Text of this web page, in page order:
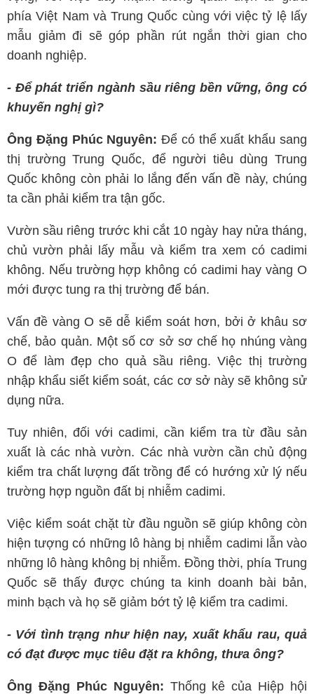
phía Việt Nam và Trung Quốc cùng với việc tỷ lệ lấy
mẫu giảm đi sẽ góp phần rút ngắn thời gian cho
doanh nghiệp.
- Để phát triển ngành sầu riêng bền vững, ông có
khuyến nghị gì?
Ông Đặng Phúc Nguyên: Để có thể xuất khẩu sang
thị trường Trung Quốc, để người tiêu dùng Trung
Quốc không còn phải lo lắng đến vấn đề này, chúng
ta cần phải kiểm tra tận gốc.
Vườn sầu riêng trước khi cắt 10 ngày hay nửa tháng,
chủ vườn phải lấy mẫu và kiểm tra xem có cadimi
không. Nếu trường hợp không có cadimi hay vàng O
mới được tung ra thị trường để bán.
Vấn đề vàng O sẽ dễ kiểm soát hơn, bởi ở khâu sơ
chế, bảo quản. Một số cơ sở sơ chế họ nhúng vàng
O để làm đẹp cho quả sầu riêng. Việc thị trường
nhập khẩu siết kiểm soát, các cơ sở này sẽ không sử
dụng nữa.
Tuy nhiên, đối với cadimi, cần kiểm tra từ đầu sản
xuất là các nhà vườn. Các nhà vườn cần chủ động
kiểm tra chất lượng đất trồng để có hướng xử lý nếu
trường hợp nguồn đất bị nhiễm cadimi.
Việc kiểm soát chặt từ đầu nguồn sẽ giúp không còn
hiện tượng có những lô hàng bị nhiễm cadimi lẫn vào
những lô hàng không bị nhiễm. Đồng thời, phía Trung
Quốc sẽ thấy được chúng ta kinh doanh bài bản,
minh bạch và họ sẽ giảm bớt tỷ lệ kiểm tra cadimi.
- Với tình trạng như hiện nay, xuất khẩu rau, quả
có đạt được mục tiêu đặt ra không, thưa ông?
Ông Đặng Phúc Nguyên: Thống kê của Hiệp hội